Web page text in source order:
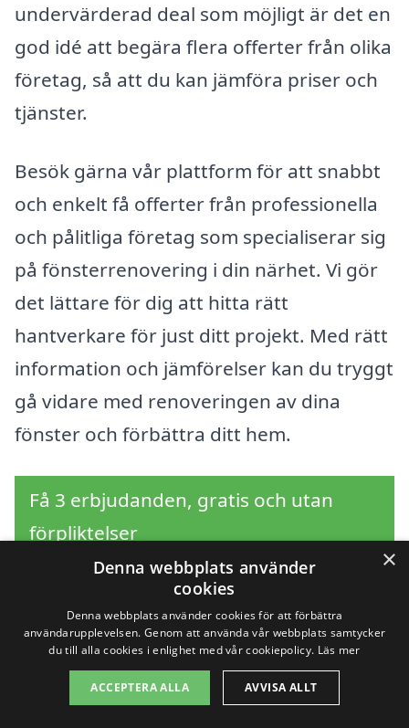
undervärderad deal som möjligt är det en
god idé att begära flera offerter från olika
företag, så att du kan jämföra priser och
tjänster.
Besök gärna vår plattform för att snabbt
och enkelt få offerter från professionella
och pålitliga företag som specialiserar sig
på fönsterrenovering i din närhet. Vi gör
det lättare för dig att hitta rätt
hantverkare för just ditt projekt. Med rätt
information och jämförelser kan du tryggt
gå vidare med renoveringen av dina
fönster och förbättra ditt hem.
Få 3 erbjudanden, gratis och utan
förpliktelser
Sök efter en
professionell för
×
Denna webbplats använder
cookies
Denna webbplats använder cookies för att förbättra
användarupplevelsen. Genom att använda vår webbplats samtycker
du till alla cookies i enlighet med vår cookiepolicy. Läs mer
ACCEPTERA ALLA AVVISA ALLT